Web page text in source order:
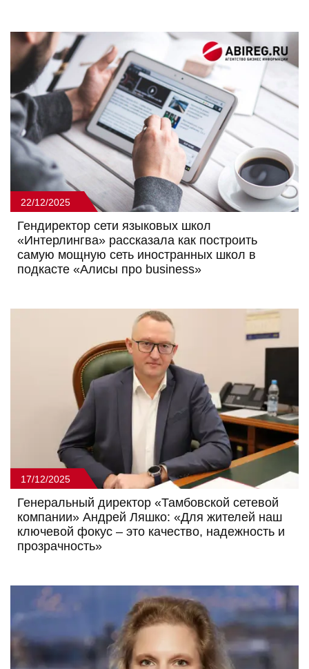
22/12/2025
Гендиректор сети языковых школ
«Интерлингва» рассказала как построить
самую мощную сеть иностранных школ в
подкасте «Алисы про business»
17/12/2025
Генеральный директор «Тамбовской сетевой
компании» Андрей Ляшко: «Для жителей наш
ключевой фокус – это качество, надежность и
прозрачность»